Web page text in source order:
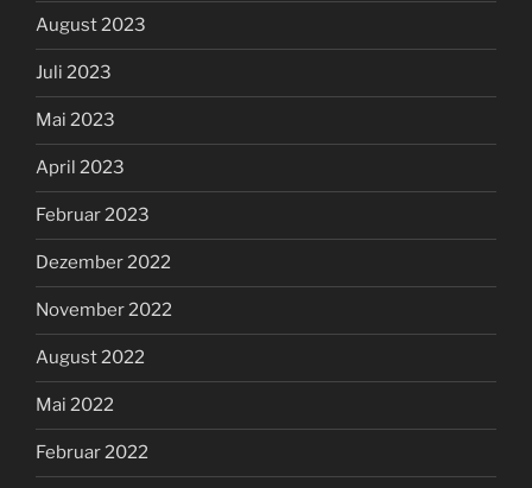
August 2023
Juli 2023
Mai 2023
April 2023
Februar 2023
Dezember 2022
November 2022
August 2022
Mai 2022
Februar 2022